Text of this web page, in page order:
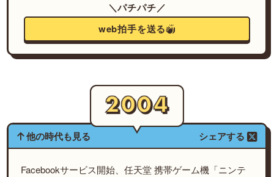
＼パチパチ／
web拍手を送る
他の時代も見る シェアする
Facebookサービス開始、任天堂 携帯ゲーム機「ニンテ